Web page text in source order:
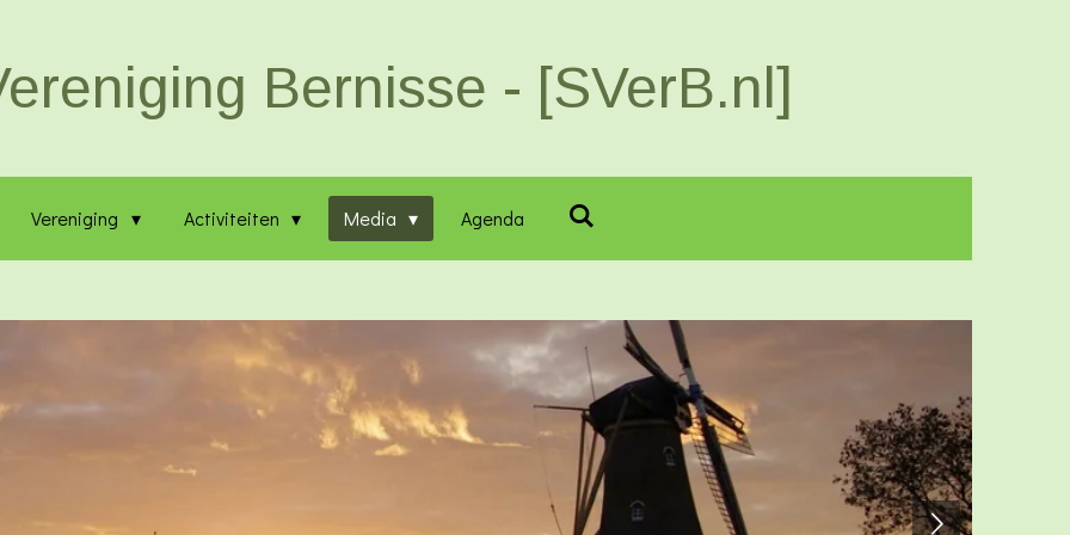
Bernisse - [SVerB.nl]
Vereniging Activiteiten Media Agenda